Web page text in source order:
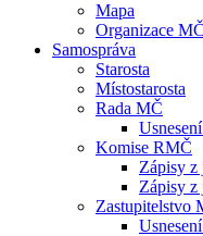
Mapa
Organizace MČ
Samospráva
Starosta
Místostarosta
Rada MČ
Komise RMČ
Zápisy z
Zápisy z
Zastupitelstvo